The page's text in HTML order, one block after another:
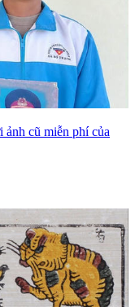
cũ miễn phí của